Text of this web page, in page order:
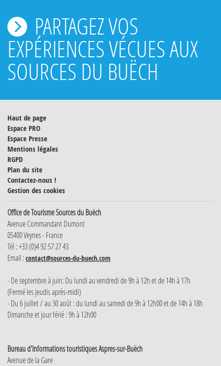
PARTAGEZ VOS
EXPÉRIENCES VÉCUES AUX
SOURCES DU BUËCH
Haut de page
Espace PRO
Espace Presse
Mentions légales
RGPD
Plan du site
Contactez-nous !
Gestion des cookies
Office de Tourisme Sources du Buëch
Avenue Commandant Dumont
05400 Veynes - France
Tél : +33 (0)4 92 57 27 43
Email :contact@sources-du-buech.com
- De septembre à juin: Du lundi au vendredi de 9h à 12h et de 14h à 17h
(Fermé les jeudis après-midi)
- Du 6 juillet / au 30 août : du lundi au samedi de 9h à 12h00 et de 14h à 18h
Dimanche et jour férié : 9h à 12h00
Bureau d'Informations touristiques Aspres-sur-Buëch
Avenue de la Gare